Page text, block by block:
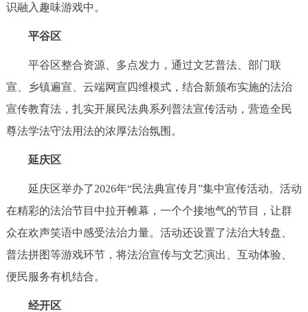
识融入趣味游戏中。
平谷区
平谷区整合资源、多点发力，通过文艺普法、部门联
宣、乡镇遍宣、云端网宣四维模式，结合新颁布实施的法治
宣传教育法，扎实开展民法典系列普法宣传活动，营造全民
尊法学法守法用法的浓厚法治氛围。
延庆区
延庆区举办了2026年“民法典宣传月”集中宣传活动。活动
在精彩的法治节目中拉开帷幕，一个个接地气的节目，让群
众在欢声笑语中感受法治力量。活动还设置了法治大转盘、
普法拼图等游戏环节，将法治宣传与文艺演出、互动体验、
便民服务有机结合。
经开区